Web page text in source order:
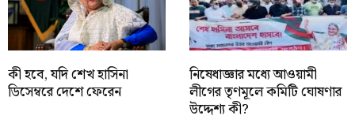
কী হবে, যদি শেখ হাসিনা
ডিসেম্বরে দেশে ফেরেন
নিষেধাজ্ঞার মধ্যে আওয়ামী
লীগের তৃণমূলে কমিটি ঘোষণার
উদ্দেশ্য কী?